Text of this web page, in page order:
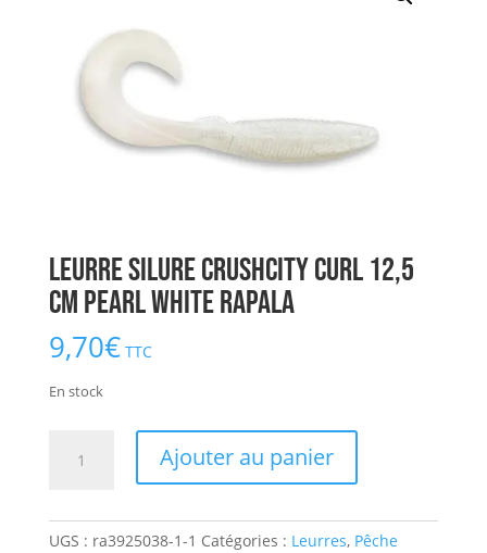
Leurre Silure CrushCity Curl 12,5
cm Pearl White RAPALA
9,70€ TTC
En stock
Silure
CrushCity
Ajouter au panier
UGS : ra3925038-1-1 Catégories : Leurres, Pêche